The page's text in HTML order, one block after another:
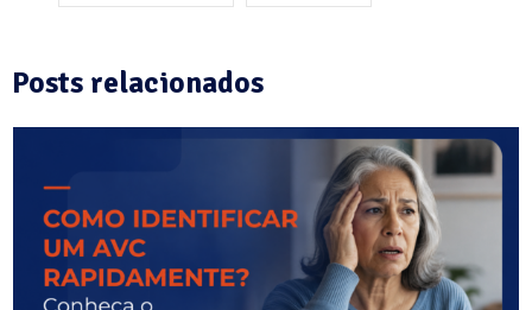
Posts relacionados